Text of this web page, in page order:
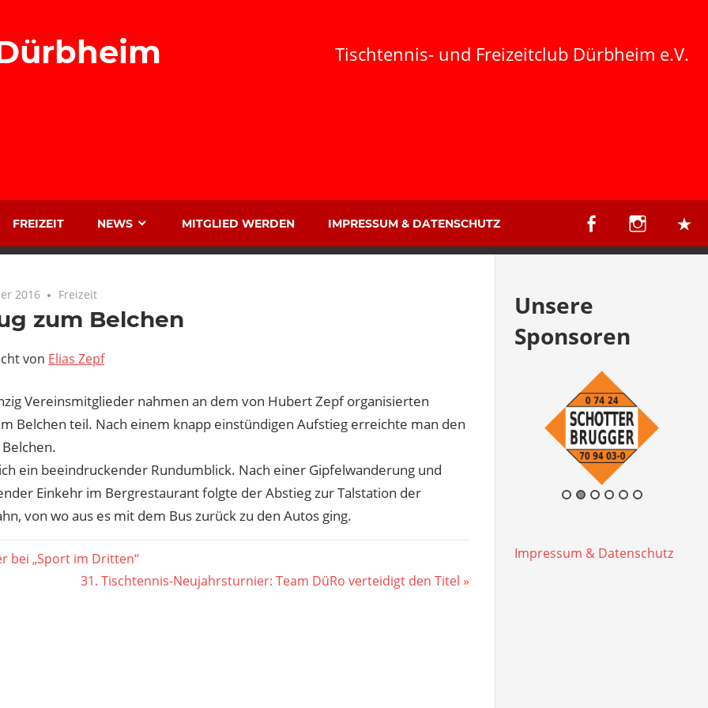
Tischtennis- und Freizeitclub Dürbheim e.V.
FREIZEIT NEWS MITGLIED WERDEN IMPRESSUM & DATENSCHUTZ
2016 Freizeit
zum Belchen
von Elias Zepf
Vereinsmitglieder nahmen an dem von Hubert Zepf organisierten
Belchen teil. Nach einem knapp einstündigen Aufstieg erreichte man den
ein beeindruckender Rundumblick. Nach einer Gipfelwanderung und
Einkehr im Bergrestaurant folgte der Abstieg zur Talstation der
von wo aus es mit dem Bus zurück zu den Autos ging.
bei „Sport im Dritten“
Nächster
31. Tischtennis-Neujahrsturnier: Team DüRo verteidigt den Titel
Unsere
Sponsoren
Impressum & Datenschutz